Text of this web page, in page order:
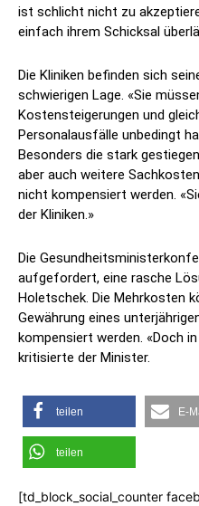
ist schlicht nicht zu
einfach ihrem Schicksal
Die Kliniken befinden sich
schwierigen Lage. «Sie
Kostensteigerungen und
Personalausfälle unbedingt
Besonders die stark
aber auch weitere
nicht kompensiert werden.
der Kliniken.»
Die
aufgefordert, eine rasche
Holetschek. Die Mehrkosten
Gewährung eines
kompensiert werden. «Doch
kritisierte der Minister.
teilen E-
teilen
[td_block_social_counter